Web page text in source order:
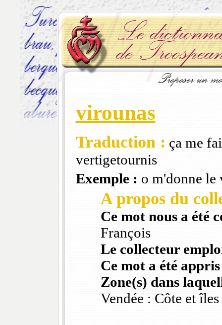
virounas
Traduction : ça me
vertigetournis
Exemple : o m'donne le
A propos du
Ce mot nous a été
François
Le collecteur
Ce mot a été
Zone(s) dans
Vendée : Côte et îles